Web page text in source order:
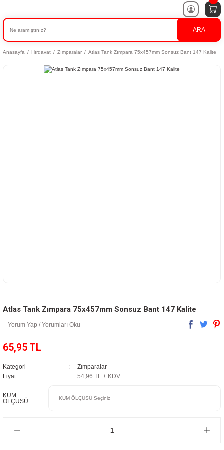
ARA
Anasayfa Hırdavat Zımparalar Atlas Tank Zımpara 75x457mm Sonsuz Bant 147 Kalite
Atlas Tank Zımpara 75x457mm Sonsuz Bant 147 Kalite
Yorum Yap / Yorumları Oku
65,95 TL
Kategori
Zımparalar
Fiyat
54,96 TL + KDV
KUM
ÖLÇÜSÜ